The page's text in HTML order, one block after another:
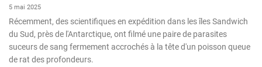
5 mai 2025
Récemment, des scientifiques en expédition dans les îles Sandwich
du Sud, près de l'Antarctique, ont filmé une paire de parasites
suceurs de sang fermement accrochés à la tête d'un poisson queue
de rat des profondeurs.